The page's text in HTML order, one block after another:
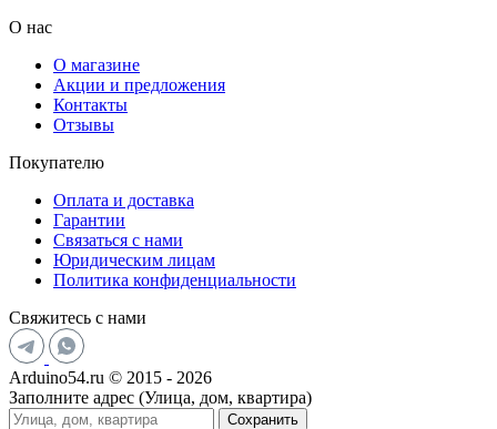
О нас
О магазине
Акции и предложения
Контакты
Отзывы
Покупателю
Оплата и доставка
Гарантии
Связаться с нами
Юридическим лицам
Политика конфиденциальности
Свяжитесь с нами
Arduino54.ru © 2015 - 2026
Заполните адрес (Улица, дом, квартира)
Сохранить